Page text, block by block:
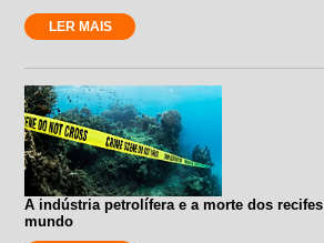
LER MAIS
A indústria petrolífera e a morte dos
mundo